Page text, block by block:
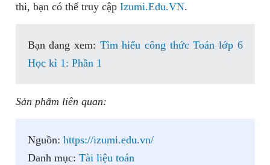
thi, bạn có thể truy cập Izumi.Edu.VN.
Bạn đang xem: Tìm hiểu công thức Toán lớp 6
Học kì 1: Phần 1
Sản phẩm liên quan:
Nguồn: https://izumi.edu.vn/
Danh mục: Tài liệu toán